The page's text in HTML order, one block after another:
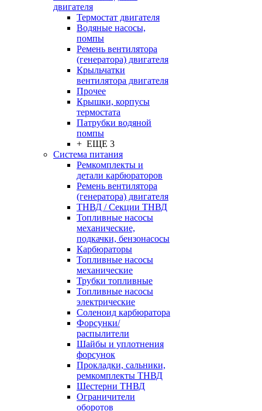
двигателя
Термостат двигателя
Водяные насосы,
помпы
Ремень вентилятора
(генератора) двигателя
Крыльчатки
вентилятора двигателя
Прочее
Крышки, корпусы
термостата
Патрубки водяной
помпы
+ ЕЩЕ 3
Система питания
Ремкомплекты и
детали карбюраторов
Ремень вентилятора
(генератора) двигателя
ТНВД / Секции ТНВД
Топливные насосы
механические,
подкачки, бензонасосы
Карбюраторы
Топливные насосы
механические
Трубки топливные
Топливные насосы
электрические
Соленоид карбюратора
Форсунки/
распылители
Шайбы и уплотнения
форсунок
Прокладки, сальники,
ремкомплекты ТНВД
Шестерни ТНВД
Ограничители
оборотов